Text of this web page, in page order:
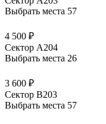
Выбрать места 57
4 500 ₽
Сектор А204
Выбрать места 26
3 600 ₽
Сектор В203
Выбрать места 57